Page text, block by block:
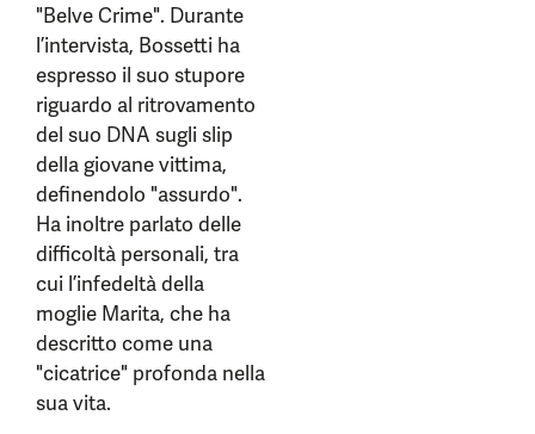
"Belve Crime". Durante
l’intervista, Bossetti ha
espresso il suo stupore
riguardo al ritrovamento
del suo DNA sugli slip
della giovane vittima,
definendolo "assurdo".
Ha inoltre parlato delle
difficoltà personali, tra
cui l’infedeltà della
moglie Marita, che ha
descritto come una
"cicatrice" profonda nella
sua vita.